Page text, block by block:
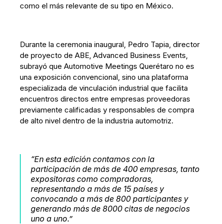
como el más relevante de su tipo en México.
Durante la ceremonia inaugural, Pedro Tapia, director
de proyecto de ABE, Advanced Business Events,
subrayó que Automotive Meetings Querétaro no es
una exposición convencional, sino una plataforma
especializada de vinculación industrial que facilita
encuentros directos entre empresas proveedoras
previamente calificadas y responsables de compra
de alto nivel dentro de la industria automotriz.
“En esta edición contamos con la
participación de más de 400 empresas, tanto
expositoras como compradoras,
representando a más de 15 países y
convocando a más de 800 participantes y
generando más de 8000 citas de negocios
uno a uno.”